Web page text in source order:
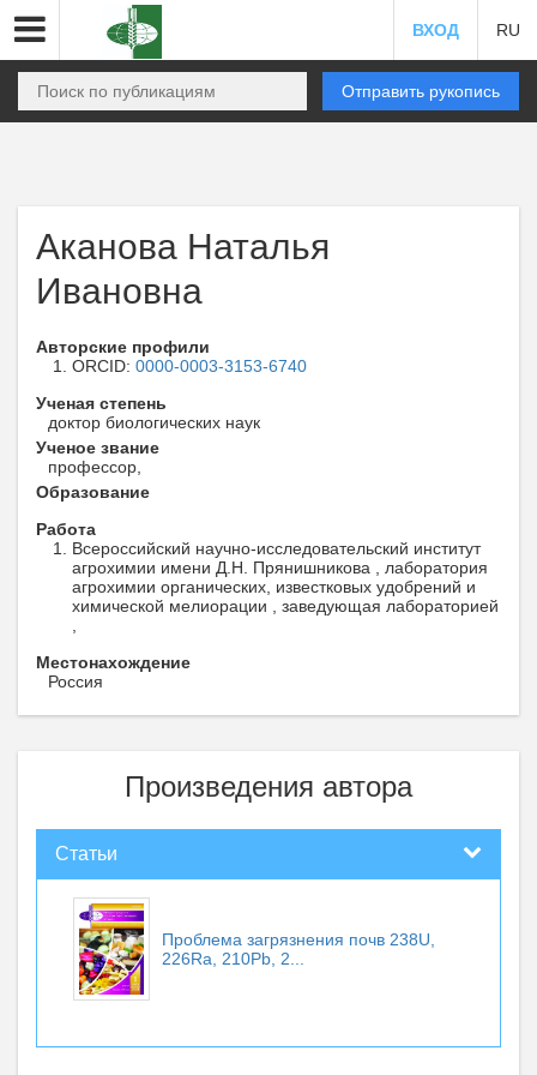
ВХОД RU
Отправить рукопись
Аканова Наталья
Ивановна
Авторские профили
ORCID: 0000-0003-3153-6740
Ученая степень
доктор биологических наук
Ученое звание
профессор,
Образование
Работа
Всероссийский научно-исследовательский институт
агрохимии имени Д.Н. Прянишникова , лаборатория
агрохимии органических, известковых удобрений и
химической мелиорации , заведующая лабораторией
Местонахождение
Россия
Произведения автора
Статьи
Проблема загрязнения почв 238U,
226Rа, 210Рb, 2...